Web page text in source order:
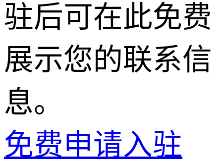
驻后可在此免费
展示您的联系信
息。
免费申请入驻